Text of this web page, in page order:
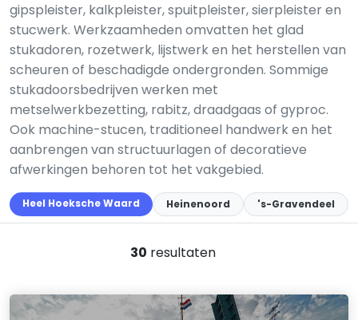
gipspleister, kalkpleister, spuitpleister, sierpleister en
stucwerk. Werkzaamheden omvatten het glad
stukadoren, rozetwerk, lijstwerk en het herstellen van
scheuren of beschadigde ondergronden. Sommige
stukadoorsbedrijven werken met
metselwerkbezetting, rabitz, draadgaas of gyproc.
Ook machine-stucen, traditioneel handwerk en het
aanbrengen van structuurlagen of decoratieve
afwerkingen behoren tot het vakgebied.
Heel Hoeksche Waard Heinenoord 's-Gravendeel
30 resultaten